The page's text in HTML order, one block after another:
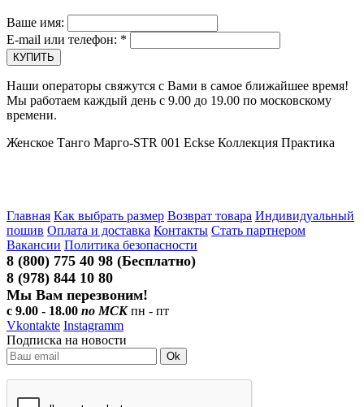
Ваше имя:
E-mail или телефон: *
Наши операторы свяжутся с Вами в самое ближайшее время!
Мы работаем каждый день с 9.00 до 19.00 по московскому
времени.
Женское Танго Марго-STR 001 Eckse Коллекция Практика
Главная Как выбрать размер Возврат товара Индивидуальный
пошив Оплата и доставка Контакты Стать партнером
Вакансии Политика безопасности
8 (800) 775 40 98 (Бесплатно)
8 (978) 844 10 80
Мы Вам перезвоним!
с 9.00 - 18.00 по МСКпн - пт
Vkontakte Instagramm
Подписка на новости